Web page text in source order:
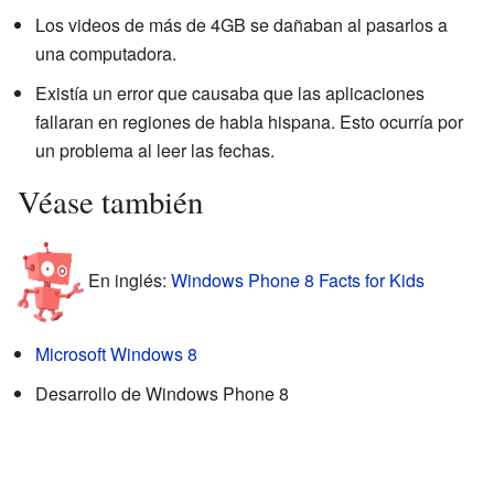
Los videos de más de 4GB se dañaban al pasarlos a
una computadora.
Existía un error que causaba que las aplicaciones
fallaran en regiones de habla hispana. Esto ocurría por
un problema al leer las fechas.
Véase también
En inglés: Windows Phone 8 Facts for Kids
Microsoft Windows 8
Desarrollo de Windows Phone 8